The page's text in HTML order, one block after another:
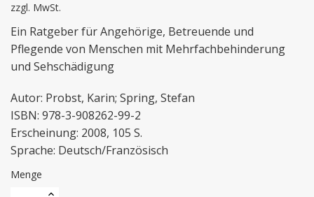
zzgl. MwSt.
Ein Ratgeber für Angehörige, Betreuende und
Pflegende von Menschen mit Mehrfachbehinderung
und Sehschädigung
Autor: Probst, Karin; Spring, Stefan
ISBN: 978-3-908262-99-2
Erscheinung: 2008, 105 S.
Sprache: Deutsch/Französisch
Menge